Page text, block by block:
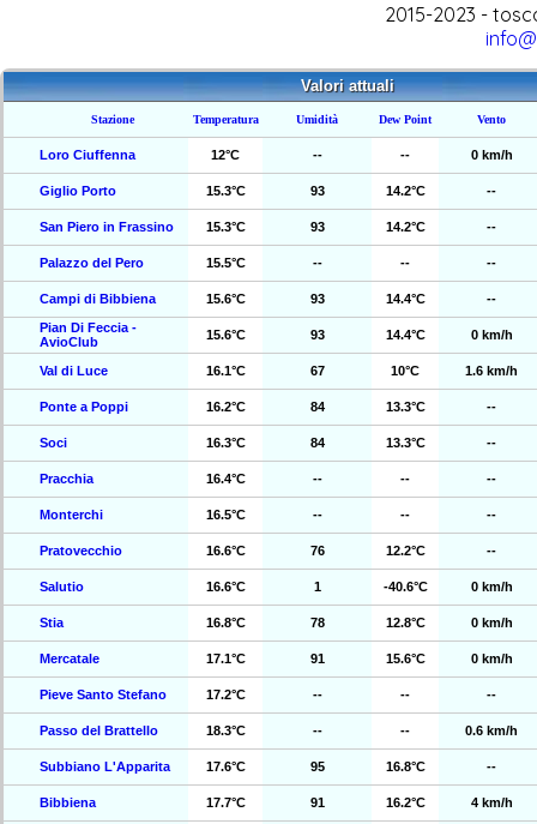
2015-2023 -
Valori attuali
Stazione Temperatura Umidità Dew Point Vento
Loro Ciuffenna 12°C -- -- 0 km/h
Giglio Porto 15.3°C 93 14.2°C --
San Piero in Frassino 15.3°C 93 14.2°C --
Palazzo del Pero 15.5°C -- -- --
Campi di Bibbiena 15.6°C 93 14.4°C
--
Pian Di Feccia -
AvioClub
15.6°C 93 14.4°C 0 km/h
Val di Luce 16.1°C 67 10°C 1.6 km/h
Ponte a Poppi 16.2°C 84 13.3°C --
Soci 16.3°C 84 13.3°C --
Pracchia 16.4°C -- -- --
Monterchi 16.5°C -- -- --
Pratovecchio 16.6°C 76 12.2°C --
Salutio 16.6°C 1 -40.6°C 0 km/h
Stia 16.8°C 78 12.8°C 0 km/h
Mercatale 17.1°C 91 15.6°C 0 km/h
Pieve Santo Stefano 17.2°C -- -- --
Passo del Brattello 18.3°C -- -- 0.6 km/h
Subbiano L'Apparita 17.6°C 95 16.8°C --
Bibbiena 17.7°C 91 16.2°C 4 km/h